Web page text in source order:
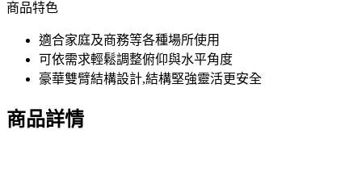
商品特色
適合家庭及商務等各種場所使用
可依需求輕鬆調整俯仰與水平角度
豪華雙臂結構設計,結構堅強靈活更安全
商品詳情